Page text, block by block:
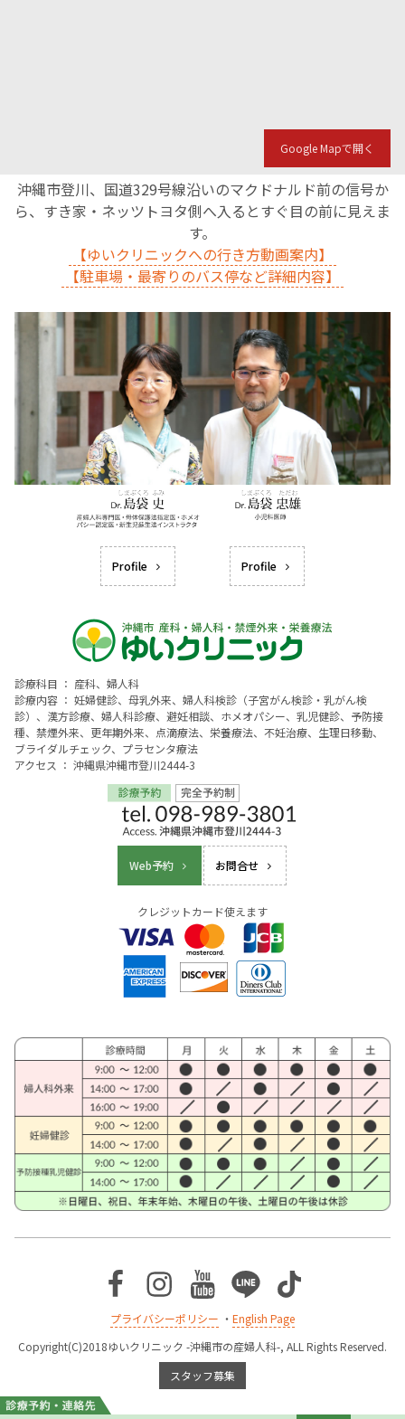
Google Mapで開く
沖縄市登川、国道329号線沿いのマクドナルド前の信号か
ら、すき家・ネッツトヨタ側へ入るとすぐ目の前に見えま
す。
【ゆいクリニックへの行き方動画案内】
【駐車場・最寄りのバス停など詳細内容】
Profile Profile
診療科目 ： 産科、婦人科
診療内容 ： 妊婦健診、母乳外来、婦人科検診（子宮がん検診・乳がん検
診）、漢方診療、婦人科診療、避妊相談、ホメオパシー、乳児健診、予防接
種、禁煙外来、更年期外来、点滴療法、栄養療法、不妊治療、生理日移動、
ブライダルチェック、プラセンタ療法
アクセス ： 沖縄県沖縄市登川2444-3
Web予約 お問合せ
クレジットカード使えます
Facebook
Instagram
Youtube
LineTikTok
プライバシーポリシー ・ English Page
Copyright(C)2018ゆいクリニック -沖縄市の産婦人科-, ALL Rights Reserved.
スタッフ募集